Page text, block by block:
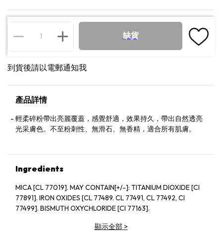
缺貨
到貨後請以電郵通知我
產品詳情
輕柔碎粉帶出亮麗覆蓋，感覺舒適，效果持久，帶出自然透亮
光采膚色。不至粉刺性、無滑石、無香精，適合所有肌膚。
Ingredients
MICA [CL 77019]. MAY CONTAIN[+/-]: TITANIUM DIOXIDE [CI
77891]. IRON OXIDES [CL 77489. CL 77491, CL 77492, CI
77499]. BISMUTH OXYCHLORIDE [CI 77163].
顯示全部>